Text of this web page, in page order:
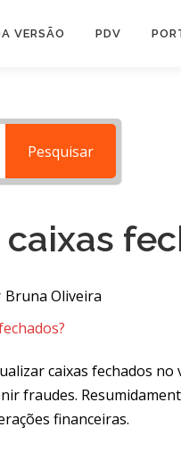
VERSÃO PDV
Pesquisar
Bruna Oliveira
caixas fechados
fraudes.
financeiras.